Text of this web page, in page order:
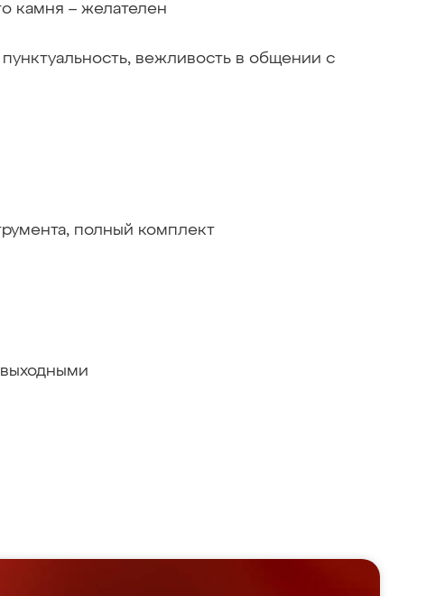
камня – желателен
вежливость в общении с
полный комплект